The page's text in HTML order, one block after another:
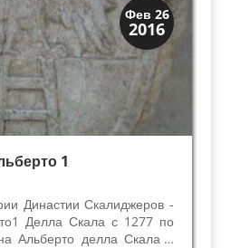
Фев 26
2016
1
Династии Скалиджеров -
Делла Скала с 1277 по
Альберто делла Скала в